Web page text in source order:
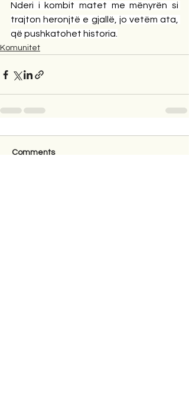
Nderi i kombit matet me mënyrën si
trajton heronjtë e gjallë, jo vetëm ata,
që pushkatohet historia.
Komunitet
Comments